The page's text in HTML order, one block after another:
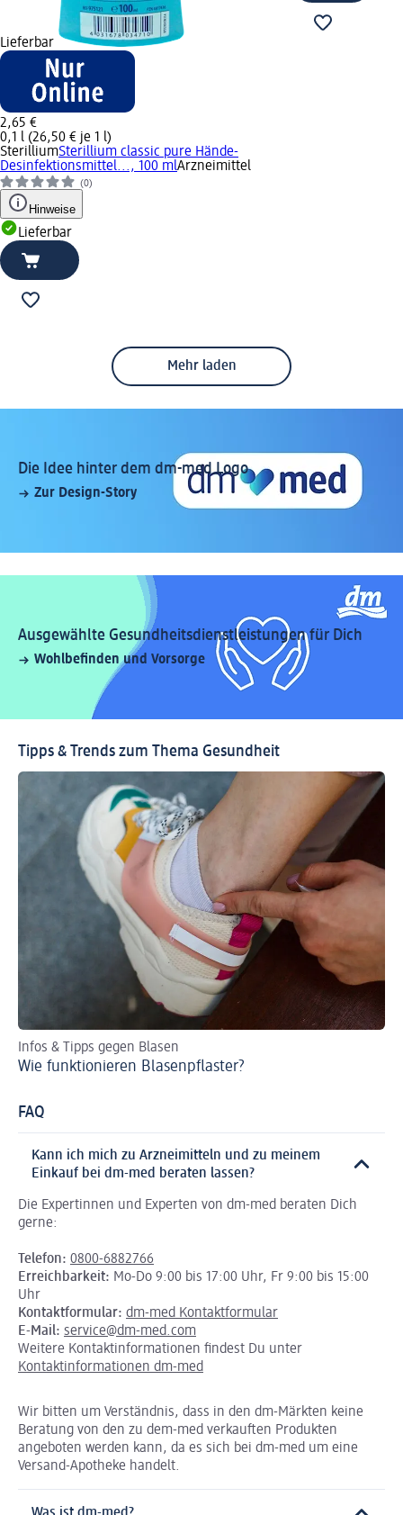
Lieferbar
2,65 €
0,1 l (26,50 € je 1 l)
SterilliumSterillium classic pure Hände-
Desinfektionsmittel..., 100 mlArzneimittel
(0)
Hinweise
Lieferbar
Mehr laden
Die Idee hinter dem dm-med Logo
Zur Design-Story
Ausgewählte Gesundheitsdienstleistungen für Dich
Wohlbefinden und Vorsorge
Tipps & Trends zum Thema Gesundheit
Infos & Tipps gegen Blasen
Wie funktionieren Blasenpflaster?
FAQ
Kann ich mich zu Arzneimitteln und zu meinem
Einkauf bei dm-med beraten lassen?
Die Expertinnen und Experten von dm-med beraten Dich
gerne:
Telefon: 0800-6882766
Erreichbarkeit: Mo-Do 9:00 bis 17:00 Uhr, Fr 9:00 bis 15:00
Uhr
Kontaktformular: dm-med Kontaktformular
E-Mail: service@dm-med.com
Weitere Kontaktinformationen findest Du unter
Kontaktinformationen dm-med
Wir bitten um Verständnis, dass in den dm-Märkten keine
Beratung von den zu dem-med verkauften Produkten
angeboten werden kann, da es sich bei dm-med um eine
Versand-Apotheke handelt.